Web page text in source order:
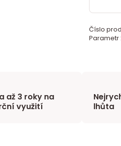
Číslo
Parametr
až 3 roky na
využití
lhůta